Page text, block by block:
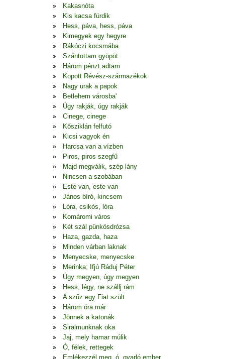
Kakasnóta
Kis kacsa fürdik
Hess, páva, hess, páva
Kimegyek egy hegyre
Rákóczi kocsmába
Szántottam gyöpöt
Három pénzt adtam
Kopott Révész-származékok
Nagy urak a papok
Betlehem városba'
Úgy rakják, úgy rakják
Cinege, cinege
Kősziklán felfutó
Kicsi vagyok én
Harcsa van a vízben
Piros, piros szegfű
Majd megválik, szép lány
Nincsen a szobában
Este van, este van
János bíró, kincsem
Lóra, csikós, lóra
Komáromi város
Két szál pünkösdrózsa
Haza, gazda, haza
Minden várban laknak
Menyecske, menyecske
Merinka; Ifjú Ráduj Péter
Úgy megyen, úgy megyen
Hess, légy, ne szállj rám
A szűz egy Fiat szült
Három óra már
Jönnek a katonák
Siralmunknak oka
Jaj, mely hamar múlik
Ó, félek, rettegek
Emlékezzél meg, ó, gyarló ember